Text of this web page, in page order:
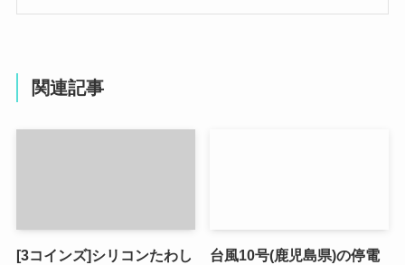
関連記事
[3コインズ]シリコンたわし
台風10号(鹿児島県)の停電